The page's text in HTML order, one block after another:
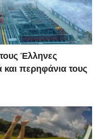
Έλληνες
και περηφάνια τους